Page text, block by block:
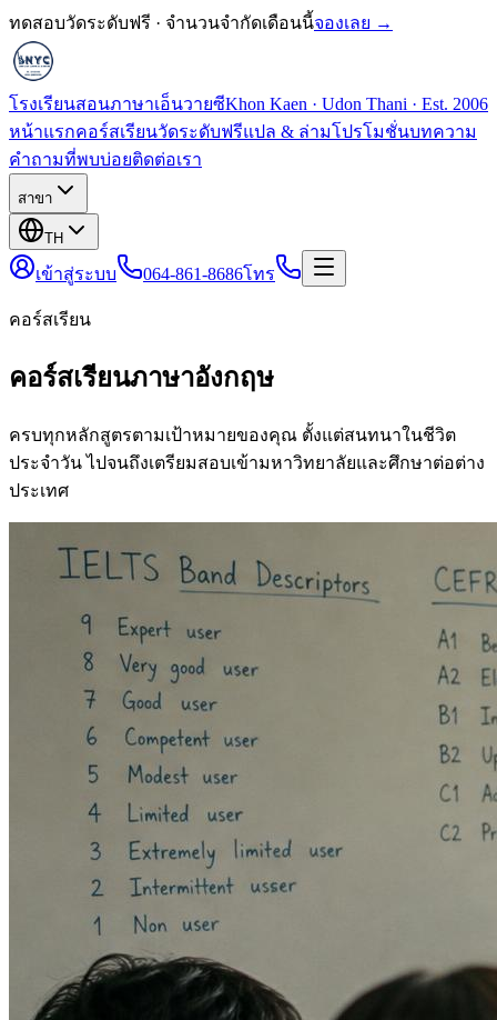
ทดสอบวัดระดับฟรี · จำนวนจำกัดเดือนนี้จองเลย →
โรงเรียนสอนภาษาเอ็นวายซีKhon Kaen · Udon Thani · Est. 2006
หน้าแรกคอร์สเรียนวัดระดับฟรีแปล & ล่ามโปรโมชั่นบทความ
คำถามที่พบบ่อยติดต่อเรา
สาขา
TH
เข้าสู่ระบบ 064-861-8686โทร
คอร์สเรียน
คอร์สเรียนภาษาอังกฤษ
ครบทุกหลักสูตรตามเป้าหมายของคุณ ตั้งแต่สนทนาในชีวิต
ประจำวัน ไปจนถึงเตรียมสอบเข้ามหาวิทยาลัยและศึกษาต่อต่าง
ประเทศ